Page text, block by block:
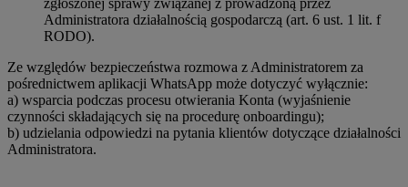
Administratora działalnością gospodarczą (art. 6 ust. 1 lit. f
RODO).
Ze względów bezpieczeństwa rozmowa z Administratorem za
pośrednictwem aplikacji WhatsApp może dotyczyć wyłącznie:
a) wsparcia podczas procesu otwierania Konta (wyjaśnienie
czynności składających się na procedurę onboardingu);
b) udzielania odpowiedzi na pytania klientów dotyczące działalności
Administratora.